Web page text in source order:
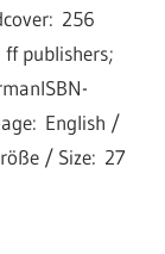
256
publishers;
English /
/ Size: 27